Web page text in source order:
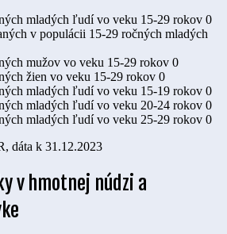
mladých ľudí vo veku 15-29 rokov 0
v populácii 15-29 ročných mladých
mužov vo veku 15-29 rokov 0
žien vo veku 15-29 rokov 0
mladých ľudí vo veku 15-19 rokov 0
mladých ľudí vo veku 20-24 rokov 0
mladých ľudí vo veku 25-29 rokov 0
dáta k 31.12.2023
v hmotnej núdzi a